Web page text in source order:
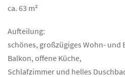
ca. 63 m²
Aufteilung:
schönes, großzügiges Wohn- und
Balkon, offene Küche,
Schlafzimmer und helles